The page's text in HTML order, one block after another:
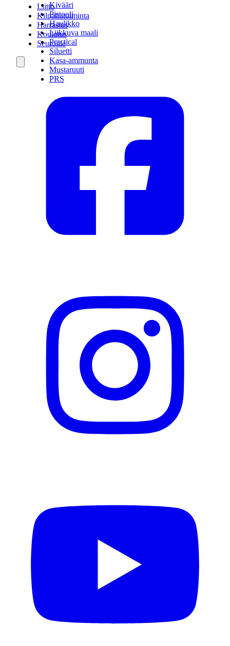
Kivääri
Pistooli
Haulikko
Liikkuva maali
Practical
Siluetti
Kasa-ammunta
Mustaruuti
PRS
Liitto
Kilpailutoiminta
Harrastus
Koulutus
Seuroille